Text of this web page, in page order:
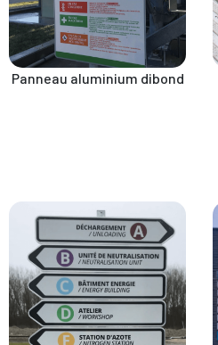
Panneau aluminium dibond